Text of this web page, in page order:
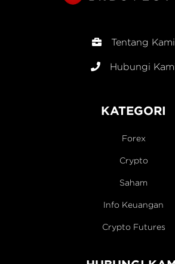
Tentang Kami
Hubungi
KATEGORI
Forex
Crypto
Saham
Info Keuangan
Crypto Futures